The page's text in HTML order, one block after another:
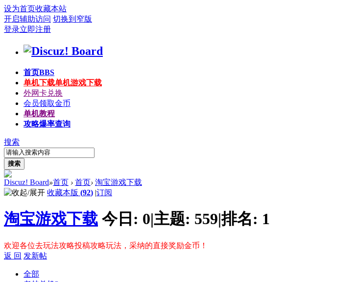
设为首页收藏本站
开启辅助访问 切换到窄版
登录立即注册
首页BBS
单机下载单机游戏下载
外网卡兑换
会员领取金币
单机教程
攻略爆率查询
搜索
搜索
Discuz! Board»首页 › 首页› 淘宝游戏下载
收藏本版 (92) |订阅
淘宝游戏下载 今日: 0|主题: 559|排名: 1
欢迎各位去玩法攻略投稿攻略玩法，采纳的直接奖励金币！
返 回 发新帖
全部